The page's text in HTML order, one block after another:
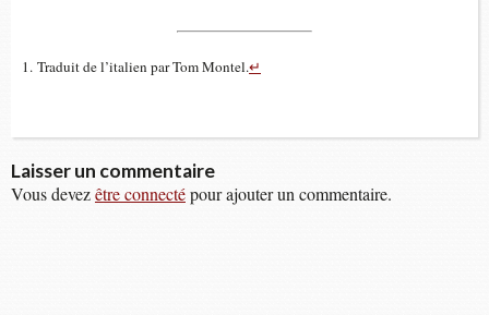
Tra­duit de l’ita­lien par Tom Montel.↵
Laisser un commentaire
Vous devezêtre connectépour ajouter un commentaire.